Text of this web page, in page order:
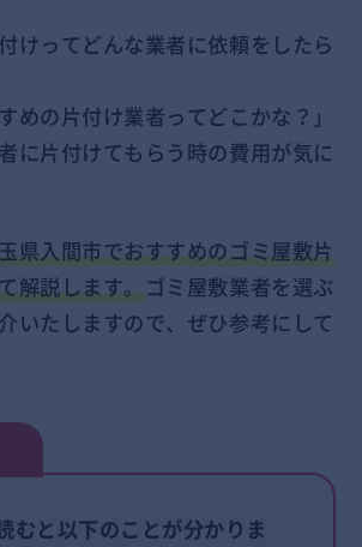
けってどんな業者に依頼をしたら
めの片付け業者ってどこかな？」
に片付けてもらう時の費用が気に
県入間市でおすすめのゴミ屋敷片
解説します。ゴミ屋敷業者を選ぶ
いたしますので、ぜひ参考にして
むと以下のことが分かりま